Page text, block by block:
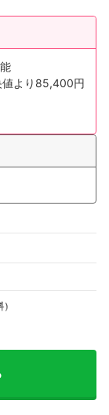
値より85,400円